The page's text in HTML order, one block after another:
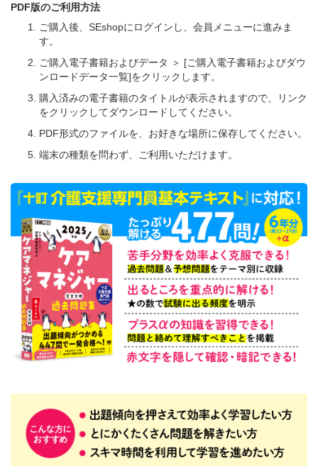
PDF版のご利用方法
ご購入後、SEshopにログインし、会員メニューに進みま
す。
ご購入電子書籍およびデータ ＞ [ご購入電子書籍およびダウ
ンロードデータ一覧]をクリックします。
購入済みの電子書籍のタイトルが表示されますので、リンク
をクリックしてダウンロードしてください。
PDF形式のファイルを、お好きな場所に保存してください。
端末の種類を問わず、ご利用いただけます。